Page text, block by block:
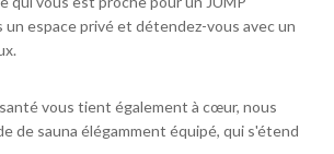
un espace privé et détendez-vous avec un
vous tient également à cœur, nous
de sauna élégamment équipé, qui s'étend